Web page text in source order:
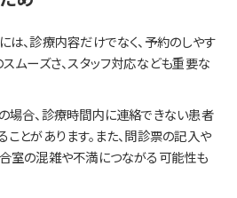
は、診療内容だけでなく、予約のしやす
ムーズさ、スタッフ対応なども重要な
場合、診療時間内に連絡できない患者
ことがあります。また、問診票の記入や
室の混雑や不満につながる可能性も